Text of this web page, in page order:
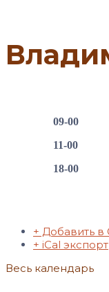
09-00
11-00
18-00
+ Добавить в
+ iCal экспорт
Весь календарь